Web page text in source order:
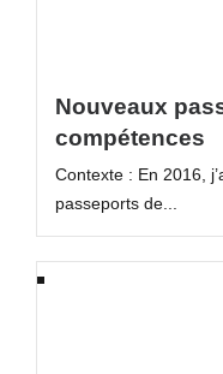
Nouveaux
compétences
Contexte : En 2016,
passeports de...